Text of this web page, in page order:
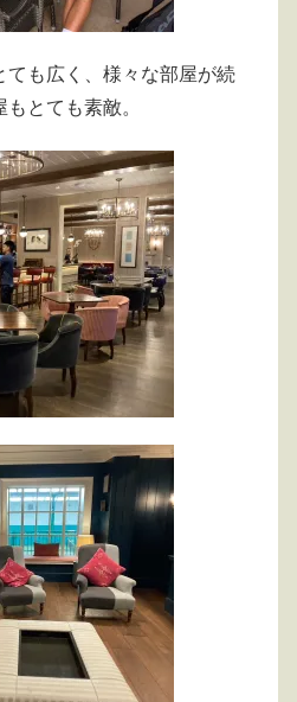
ても広く、様々な部屋が続
とても素敵。